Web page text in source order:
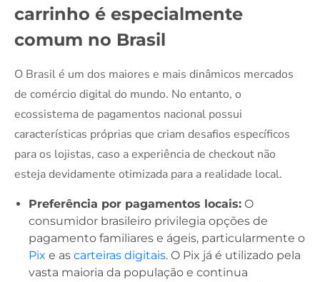
carrinho é especialmente
comum no Brasil
O Brasil é um dos maiores e mais dinâmicos mercados
de comércio digital do mundo. No entanto, o
ecossistema de pagamentos nacional possui
características próprias que criam desafios específicos
para os lojistas, caso a experiência de checkout não
esteja devidamente otimizada para a realidade local.
Preferência por pagamentos locais: O
consumidor brasileiro privilegia opções de
pagamento familiares e ágeis, particularmente o
Pix e as carteiras digitais. O Pix já é utilizado pela
vasta maioria da população e continua